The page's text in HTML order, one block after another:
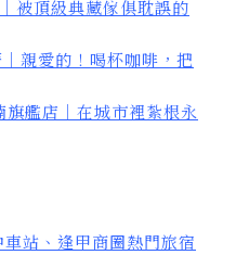
頂級典藏傢俱耽誤的
親愛的！喝杯咖啡，把
艦店｜在城市裡紮根永
站、逢甲商圈熱門旅宿